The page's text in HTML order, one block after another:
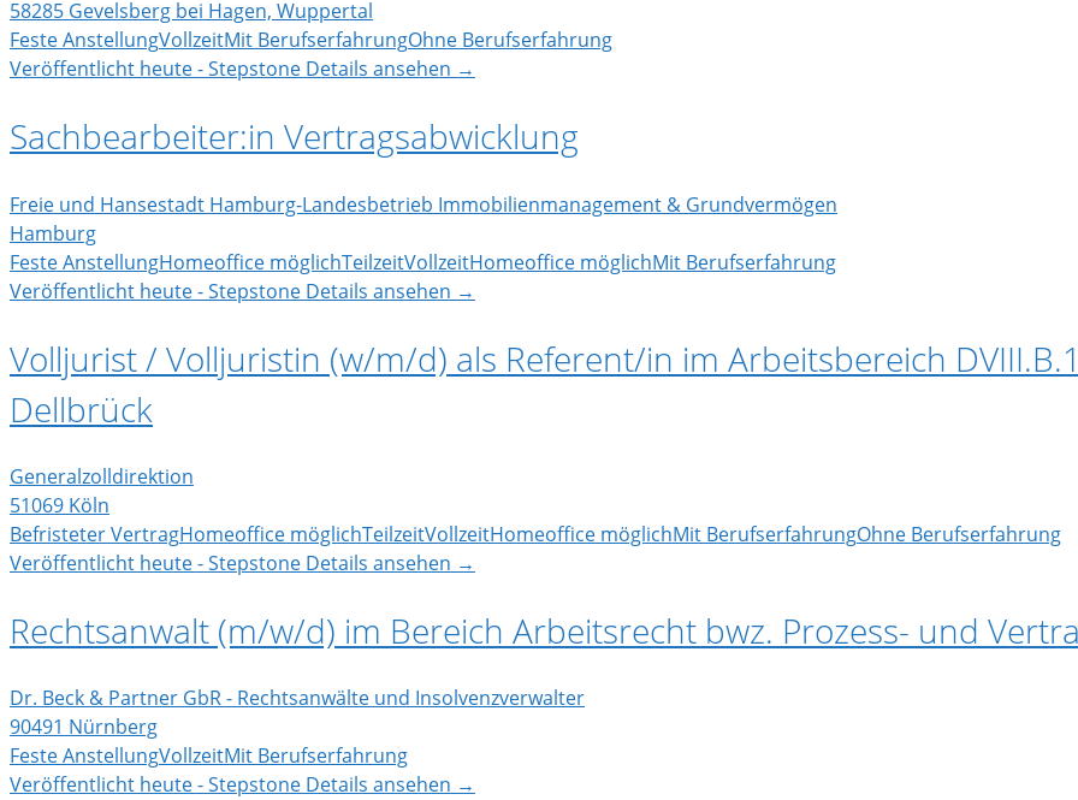
58285 Gevelsberg bei Hagen, Wuppertal
Feste AnstellungVollzeitMit BerufserfahrungOhne Berufserfahrung
Veröffentlicht heute - Stepstone Details ansehen →
Sachbearbeiter:in Vertragsabwicklung
Freie und Hansestadt Hamburg-Landesbetrieb Immobilienmanagement & Grundvermögen
Hamburg
Feste AnstellungHomeoffice möglichTeilzeitVollzeitHomeoffice möglichMit Berufserfahrung
Veröffentlicht heute - Stepstone Details ansehen →
Volljurist / Volljuristin (w/m/d) als Referent/in im Arbeitsbereich
Dellbrück
Generalzolldirektion
51069 Köln
Befristeter VertragHomeoffice möglichTeilzeitVollzeitHomeoffice möglichMit BerufserfahrungOhne Berufserfahrung
Veröffentlicht heute - Stepstone Details ansehen →
Rechtsanwalt (m/w/d) im Bereich Arbeitsrecht bwz. Prozess- und
Dr. Beck & Partner GbR - Rechtsanwälte und Insolvenzverwalter
90491 Nürnberg
Feste AnstellungVollzeitMit Berufserfahrung
Veröffentlicht heute - Stepstone Details ansehen →